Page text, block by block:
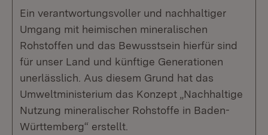
Ein verantwortungsvoller und nachhaltiger
Umgang mit heimischen mineralischen
Rohstoffen und das Bewusstsein hierfür sind
für unser Land und künftige Generationen
unerlässlich. Aus diesem Grund hat das
Umweltministerium das Konzept „Nachhaltige
Nutzung mineralischer Rohstoffe in Baden-
Württemberg“ erstellt.